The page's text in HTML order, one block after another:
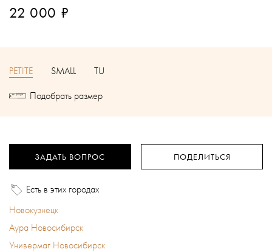
22 000 ₽
PETITE SMALL
TU
Подобрать размер
ЗАДАТЬ ВОПРОС ПОДЕЛИТЬСЯ
Есть в этих городах
Новокузнецк
Аура Новосибирск
Универмаг Новосибирск